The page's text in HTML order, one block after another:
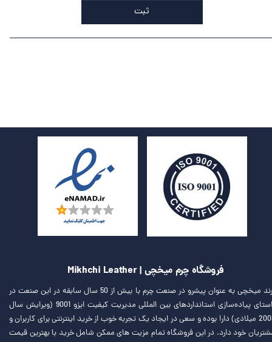
فروشگاه چرم میخچی | Mikhchi Leather
برند میخچی به عنوان پیشرو در صنعت چرم با بیش از 50 سال سابقه در این صنعت در
راستای پیاده‌سازی استانداردهای بین المللی مدیریت کیفیت ایزو 9001 (ویرایش سال
2008 میلادی) دارا بوده و سعی در ایجاد یک تجربه خوب از خرید اینترنتی برای کاربران و
خود دارد. در این فروشگاه تمام مزیت های ممکن شامل خرید با بهترین قیمت
ثبت